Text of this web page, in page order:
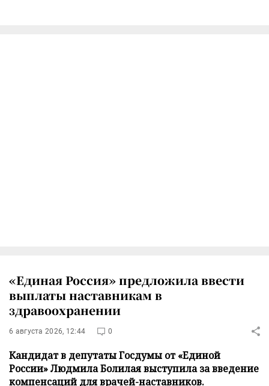
«Единая Россия» предложила ввести
выплаты наставникам в
здравоохранении
6 августа 2026, 12:44 0
Кандидат в депутаты Госдумы от «Единой
России» Людмила Болилая выступила за введение
компенсаций для врачей-наставников.